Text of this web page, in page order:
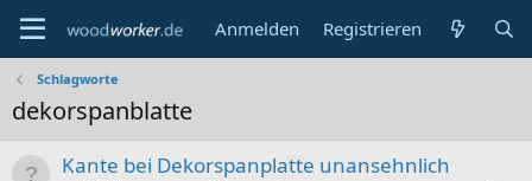
Anmelden Registrieren
Schlagworte
dekorspanblatte
Kante bei Dekorspanplatte unansehnlich